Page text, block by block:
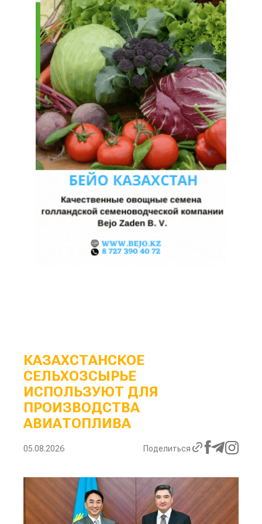
КАЗАХСТАНСКОЕ
СЕЛЬХОЗСЫРЬЕ
ИСПОЛЬЗУЮТ ДЛЯ
ПРОИЗВОДСТВА
АВИАТОПЛИВА
05.08.2026 Поделиться